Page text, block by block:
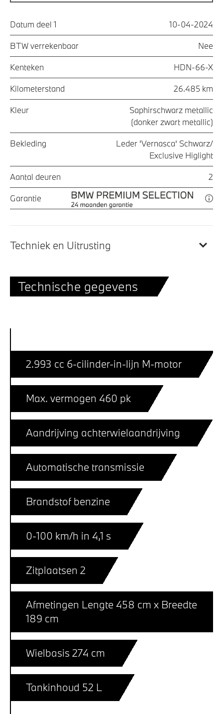
Datum deel 1 10-04-2024
BTW verrekenbaar Nee
Kenteken HDN-66-X
Kilometerstand 26.485 km
Kleur
Saphirschwarz metallic
(donker zwart metallic)
Bekleding
Leder 'Vernasca' Schwarz/
Exclusive Higlight
Aantal deuren 2
Garantie
Techniek en Uitrusting
Technische gegevens
2.993 cc 6-cilinder-in-lijn M-motor
Max. vermogen 460 pk
Aandrijving achterwielaandrijving
Automatische transmissie
Brandstof benzine
0-100 km/h in 4,1 s
Zitplaatsen 2
Afmetingen Lengte 458 cm x Breedte
189 cm
Wielbasis 274 cm
Tankinhoud 52 L